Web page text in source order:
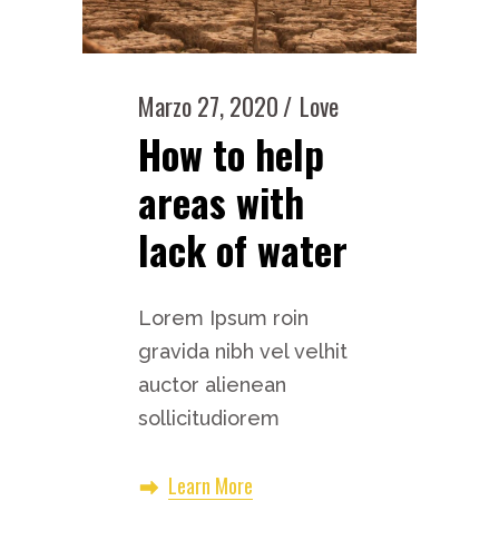
Marzo 27, 2020 Love
How to help
areas with
lack of water
Lorem Ipsum roin
gravida nibh vel velhit
auctor alienean
sollicitudiorem
Learn More